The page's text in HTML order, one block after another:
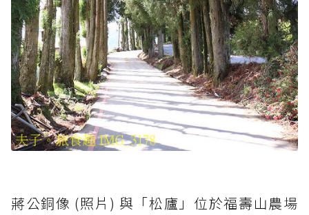
蔣公銅像 (照片) 與「松廬」位於福壽山農場